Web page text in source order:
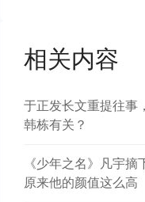
相关内容
于正发长文重提往事
韩栋有关？
《少年之名》凡宇摘
原来他的颜值这么高